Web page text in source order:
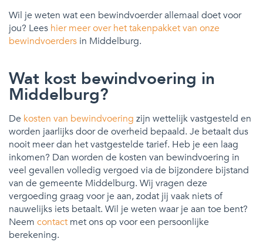
Wil je weten wat een bewindvoerder allemaal doet voor
jou? Lees hier meer over het takenpakket van onze
bewindvoerders in Middelburg.
Wat kost bewindvoering in
Middelburg?
De kosten van bewindvoering zijn wettelijk vastgesteld en
worden jaarlijks door de overheid bepaald. Je betaalt dus
nooit meer dan het vastgestelde tarief. Heb je een laag
inkomen? Dan worden de kosten van bewindvoering in
veel gevallen volledig vergoed via de bijzondere bijstand
van de gemeente Middelburg. Wij vragen deze
vergoeding graag voor je aan, zodat jij vaak niets of
nauwelijks iets betaalt. Wil je weten waar je aan toe bent?
Neem contact met ons op voor een persoonlijke
berekening.